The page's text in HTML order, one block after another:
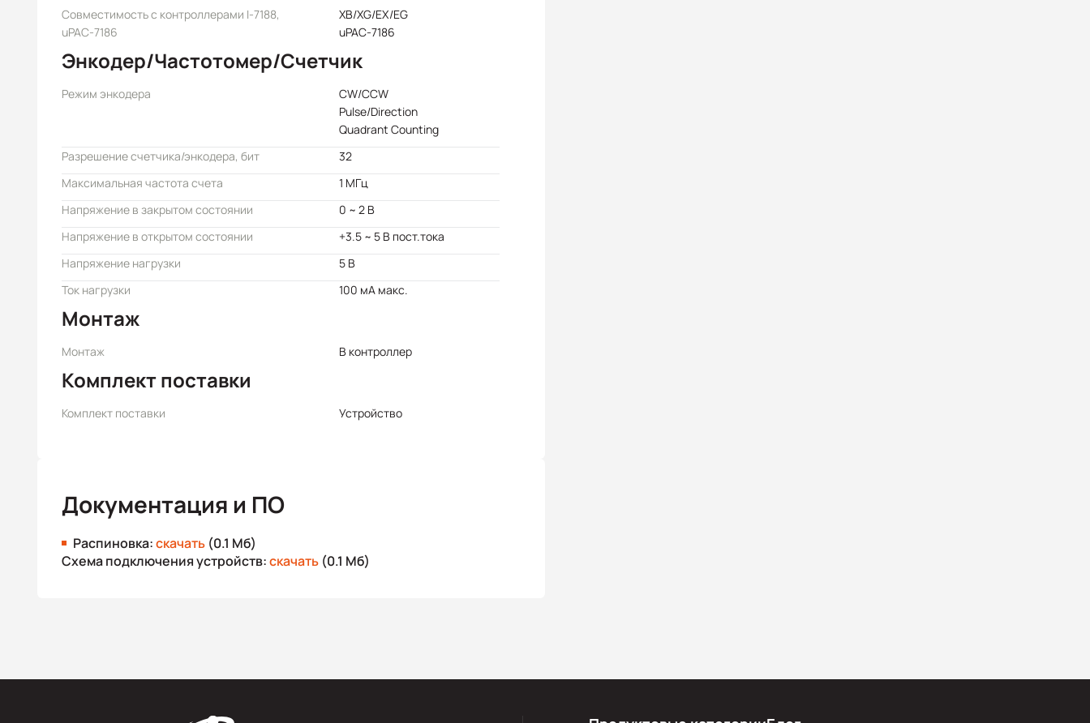
Совместимость с контроллерами I-7188,
uPAC-7186
XB/XG/EX/EG
uPAC-7186
Энкодер/Частотомер/Счетчик
Режим энкодера
CW/CCW
Pulse/Direction
Quadrant Counting
Разрешение счетчика/энкодера, бит
32
Максимальная частота счета
1 МГц
Напряжение в закрытом состоянии
0 ~ 2 В
Напряжение в открытом состоянии
+3.5 ~ 5 В пост.тока
Напряжение нагрузки
5 В
Ток нагрузки
100 мА макс.
Монтаж
Монтаж В контроллер
Комплект поставки
Комплект поставки Устройство
Документация и ПО
Распиновка:скачать (0.1 Мб)
Схема подключения устройств:скачать (0.1 Мб)